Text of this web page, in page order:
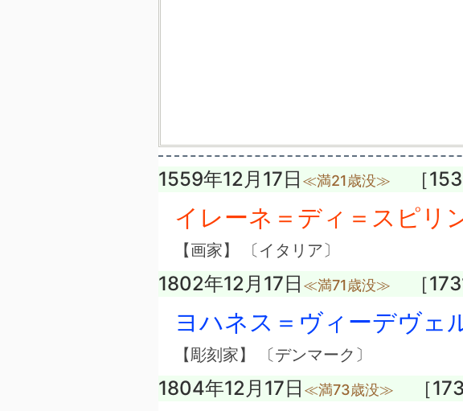
1559年12月17日 ≪満21歳没≫ ［
イレーネ＝ディ＝スピリ
【画家】 〔イタリア〕
1802年12月17日 ≪満71歳没≫ ［
ヨハネス＝ヴィーデヴェ
【彫刻家】 〔デンマーク〕
1804年12月17日 ≪満73歳没≫ ［